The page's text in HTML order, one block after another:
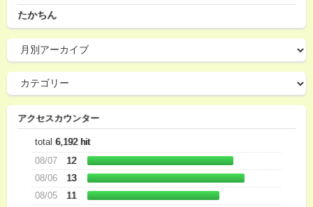
たかちん
アクセスカウンター
total 6,192 hit
08/07
12
08/06
13
08/05
11